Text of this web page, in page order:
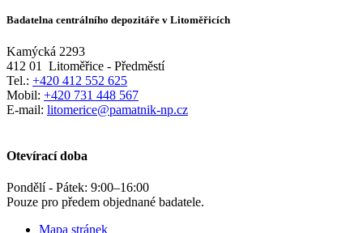
Badatelna centrálního depozitáře v Litoměřicích
Kamýcká 2293
412 01
Litoměřice - Předměstí
Tel.: +420 412 552 625
Mobil: +420 731 448 567
E-mail: litomerice@pamatnik-np.cz
Otevírací doba
Pondělí - Pátek: 9:00–16:00
Pouze pro předem objednané badatele.
Mapa stránek